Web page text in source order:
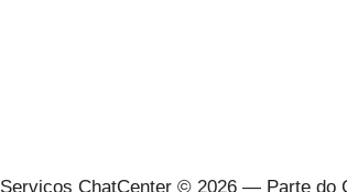
Serviços ChatCenter © 2026 — Parte do